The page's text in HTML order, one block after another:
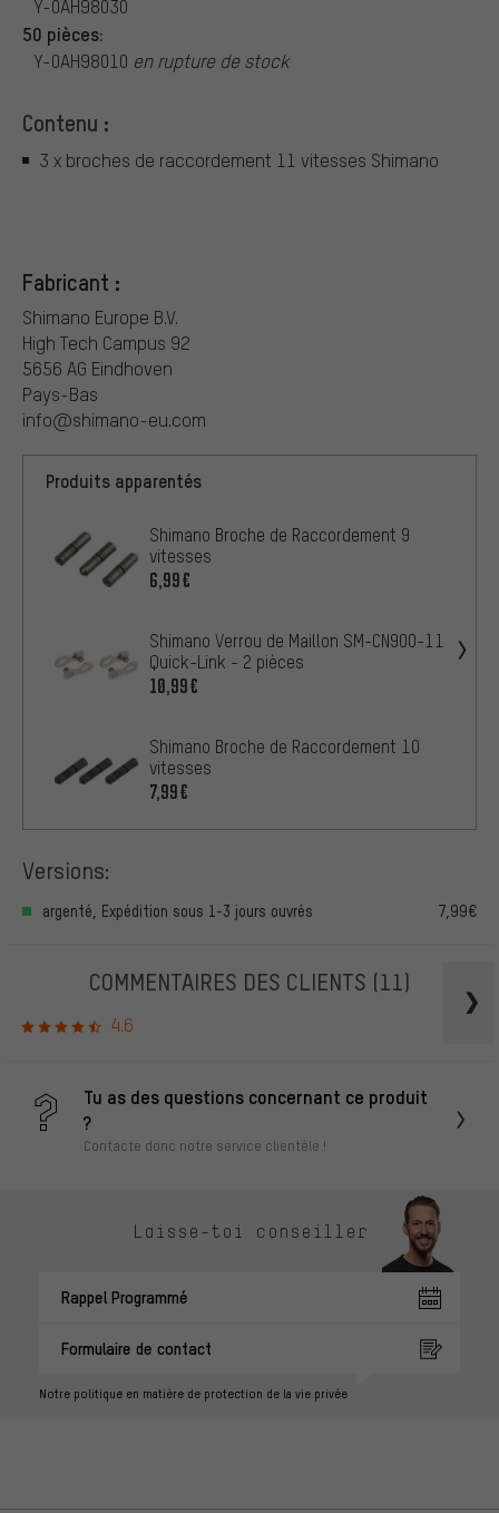
Y-0AH98030
50 pièces:
Y-0AH98010 en rupture de stock
Contenu :
3 x broches de raccordement 11 vitesses Shimano
Fabricant :
Shimano Europe B.V.
High Tech Campus 92
5656 AG Eindhoven
Pays-Bas
info@shimano-eu.com
Produits apparentés
Shimano Broche de Raccordement 9
vitesses
6,99€
Shimano Verrou de Maillon SM-CN900-11
Quick-Link - 2 pièces
10,99€
Shimano Broche de Raccordement 10
vitesses
7,99€
Versions:
argenté, Expédition sous 1-3 jours ouvrés 7,99€
COMMENTAIRES DES CLIENTS (11)
4.6
Tu as des questions concernant ce produit
?
Contacte donc notre service clientèle !
Laisse-toi conseiller
Rappel Programmé
Formulaire de contact
Notre politique en matière de protection de la vie privée